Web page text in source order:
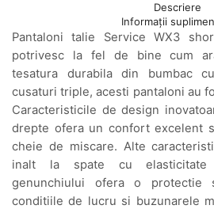
Descriere
Informații
Pantaloni talie Service WX3
potrivesc la fel de bine cum
tesatura durabila din bumbac
cusaturi triple, acesti pantaloni au
Caracteristicile de design
drepte ofera un confort excelent
cheie de miscare. Alte
inalt la spate cu elasticitate
genunchiului ofera o protectie
conditiile de lucru si buzunarele